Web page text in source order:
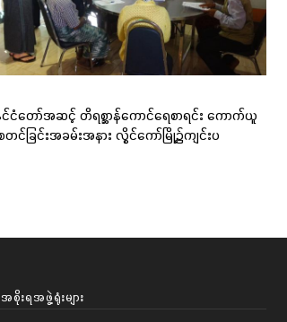
နိုင်ငံတော်အဆင့် တိရစ္ဆာန်ကောင်ရေစာရင်း ကောက်ယူ
တင်ခြင်းအခမ်းအနား လွိုင်ကော်မြို့၌ကျင်းပ
းရအဖွဲ့ရုံးများ